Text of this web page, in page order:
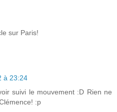
sur Paris!
à 23:24
suivi le mouvement :D Rien ne
:p